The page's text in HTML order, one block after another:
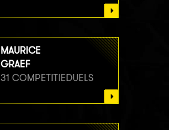
MAURICE
GRAEF
31 COMPETITIEDUELS